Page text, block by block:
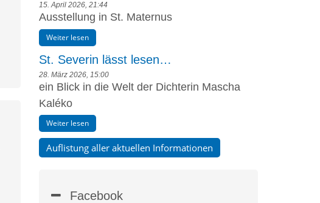
15. April 2026, 21:44
Ausstellung in St. Maternus
Weiter lesen
St. Severin lässt lesen…
28. März 2026, 15:00
ein Blick in die Welt der Dichterin Mascha
Kaléko
Weiter lesen
Auflistung aller aktuellen Informationen
Facebook